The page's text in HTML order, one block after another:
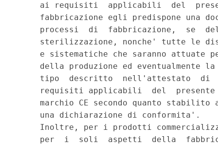
ai requisiti  applicabili  del
fabbricazione egli predispone una
processi  di  fabbricazione,  se
sterilizzazione, nonche' tutte le
e sistematiche che saranno attuate
della produzione ed eventualmente
tipo  descritto  nell'attestato  di
requisiti applicabili  del
marchio CE secondo quanto stabilito
     una dichiarazione di conformita'.
Inoltre, per i prodotti
per  i  soli  aspetti  della